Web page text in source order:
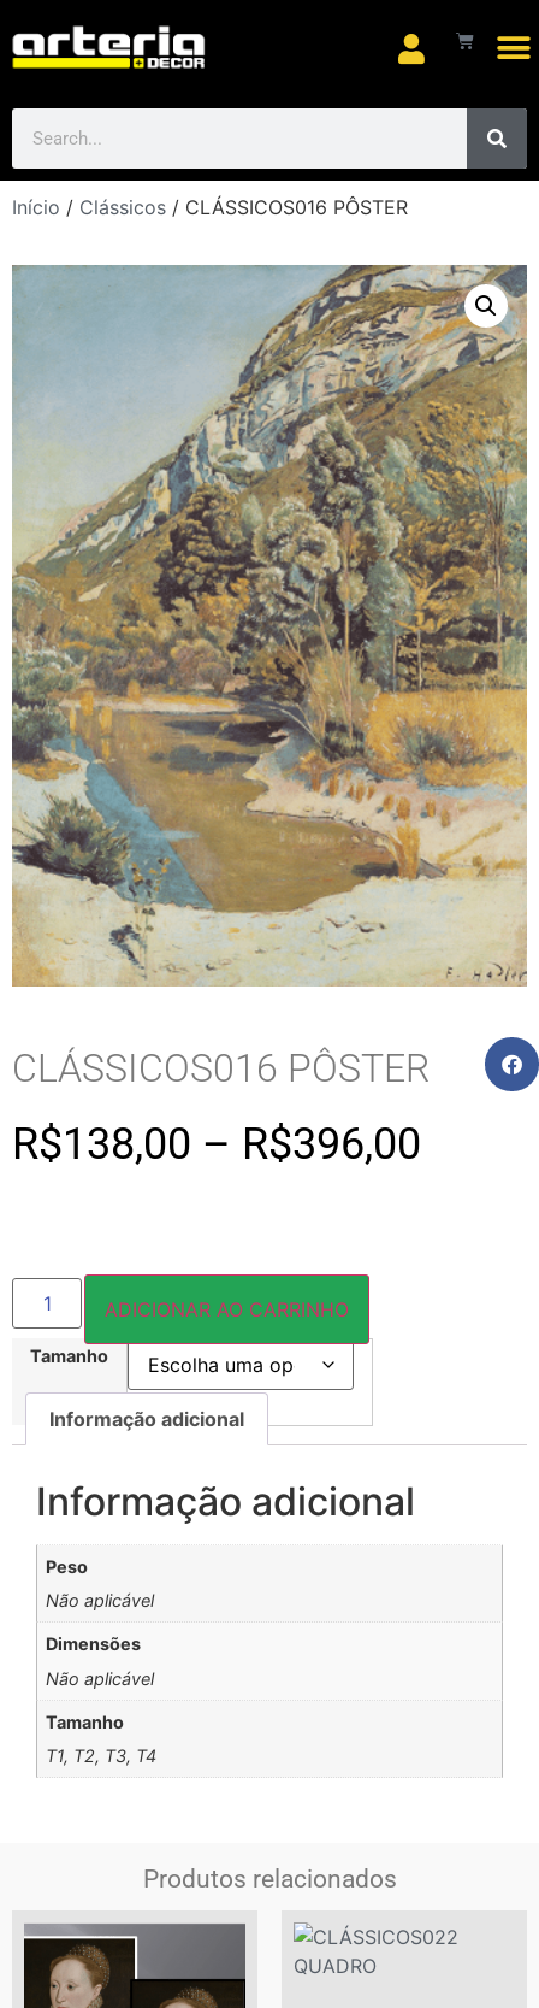
Início / Clássicos / CLÁSSICOS016 PÔSTER
CLÁSSICOS016 PÔSTER
R$138,00 – R$396,00
Tamanho
ADICIONAR AO CARRINHO
Informação adicional
Informação adicional
Peso
Não aplicável
Dimensões
Não aplicável
Tamanho
T1, T2, T3, T4
Produtos relacionados